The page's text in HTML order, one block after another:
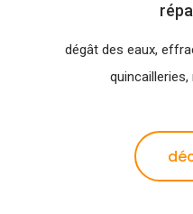
dégât des eaux,